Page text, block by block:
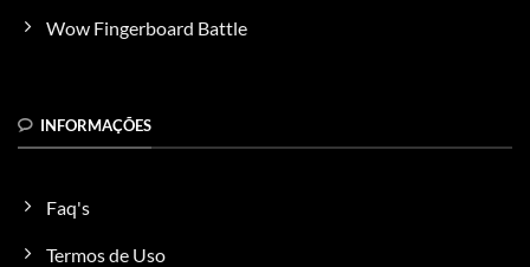
do
Wow Fingerboard Battle
INFORMAÇÕES
Faq's
Termos de Uso